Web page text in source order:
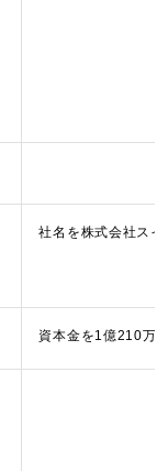
社名を株式会社ス
資本金を1億210